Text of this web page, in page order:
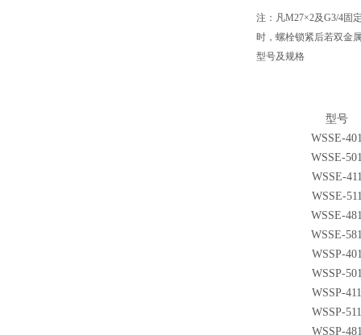
注：凡M27×2及G3/4固
时，螺栓锁紧后若双金
型号及规格
型号
WSSE-
WSSE-
WSSE-
WSSE-
WSSE-
WSSE-
WSSP-
WSSP-
WSSP-411
WSSP-511
WSSP-